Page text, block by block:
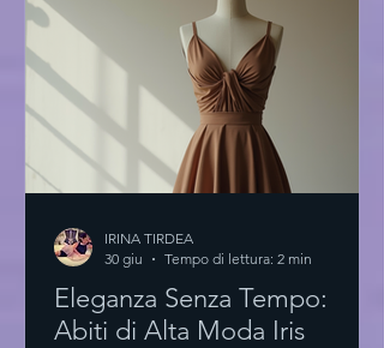
innovativa non è solo un luogo. È
un’esperienza. Un laboratorio di idee.
Le aule sono progettate per stimolare l
Eleganza Senza Tempo:
Abiti di Alta Moda Iris
IRINA TIRDEA
30 giu
Tempo di lettura: 2 min